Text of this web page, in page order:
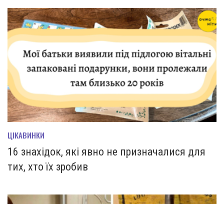
ЦІКАВИНКИ
16 знахідок, які явно не призначалися для
тих, хто їх зробив